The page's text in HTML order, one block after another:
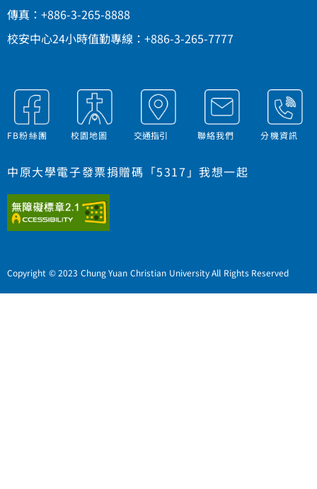
傳真：+886-3-265-8888
校安中心24小時值勤專線：+886-3-265-7777
FB粉絲團 校園地圖 交通指引 聯絡我們 分機資訊
中原大學電子發票捐贈碼「5317」我想一起
Copyright © 2023 Chung Yuan Christian University All Rights Reserved